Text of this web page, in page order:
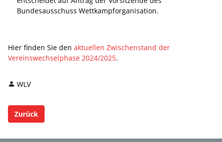
Bundesausschuss Wettkampforganisation.
Hier finden Sie den aktuellen Zwischenstand der
Vereinswechselphase 2024/2025.
WLV
Zurück